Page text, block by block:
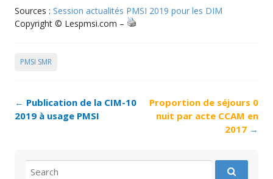
Sources : Session actualités PMSI 2019 pour les DIM
Copyright © Lespmsi.com –
PMSI SMR
Post
navigation
← Publication de la CIM-10
2019 à usage PMSI
Proportion de séjours 0
nuit par acte CCAM en
2017 →